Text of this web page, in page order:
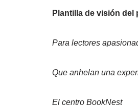
Plantilla de visión del
Para lectores
Que anhelan una
El centro BookNest